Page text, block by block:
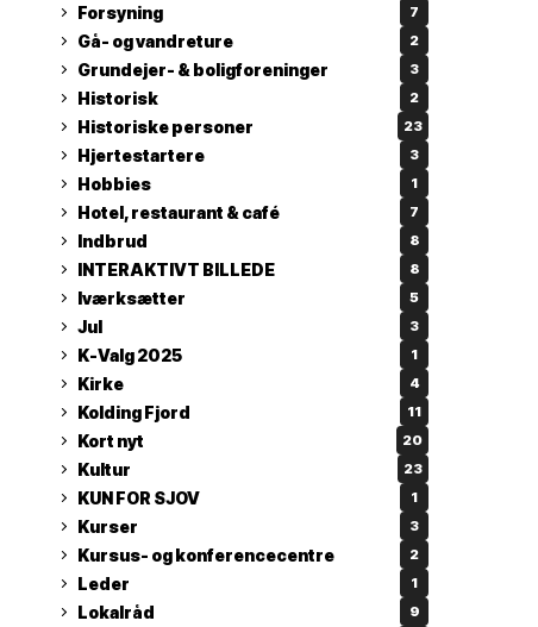
Forsyning 7
Gå- og vandreture 2
Grundejer- & boligforeninger 3
Historisk 2
Historiske personer 23
Hjertestartere 3
Hobbies 1
Hotel, restaurant & café 7
Indbrud 8
INTERAKTIVT BILLEDE 8
Iværksætter 5
Jul 3
K-Valg 2025 1
Kirke 4
Kolding Fjord 11
Kort nyt 20
Kultur 23
KUN FOR SJOV 1
Kurser 3
Kursus- og konferencecentre 2
Leder 1
Lokalråd 9